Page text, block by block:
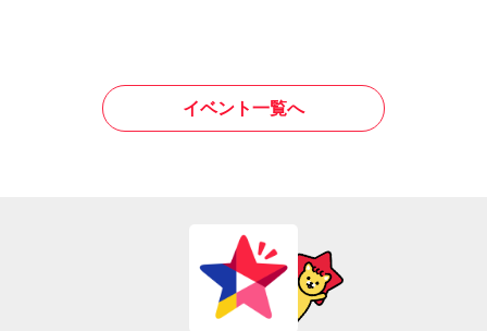
イベント一覧へ